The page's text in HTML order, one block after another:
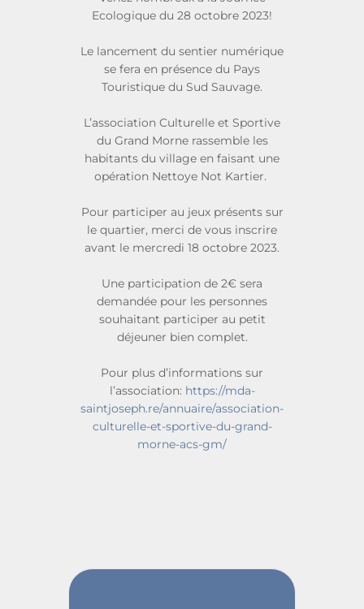
Ecologique du 28 octobre 2023!
Le lancement du sentier numérique
se fera en présence du Pays
Touristique du Sud Sauvage.
L’association Culturelle et Sportive
du Grand Morne rassemble les
habitants du village en faisant une
opération Nettoye Not Kartier.
Pour participer au jeux présents sur
le quartier, merci de vous inscrire
avant le mercredi 18 octobre 2023.
Une participation de 2€ sera
demandée pour les personnes
souhaitant participer au petit
déjeuner bien complet.
Pour plus d’informations sur
l’association: https://mda-
saintjoseph.re/annuaire/association-
culturelle-et-sportive-du-grand-
morne-acs-gm/